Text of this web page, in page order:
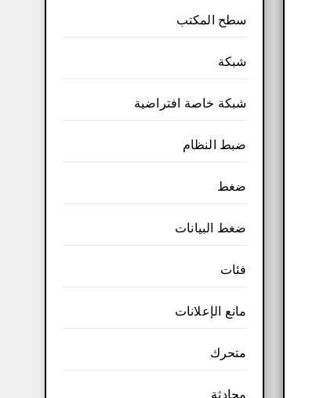
سطح المكتب
شبكة
شبكة خاصة افتراضية
ضبط النظام
ضغط
ضغط البيانات
فئات
مانع الإعلانات
متحرك
محادثة